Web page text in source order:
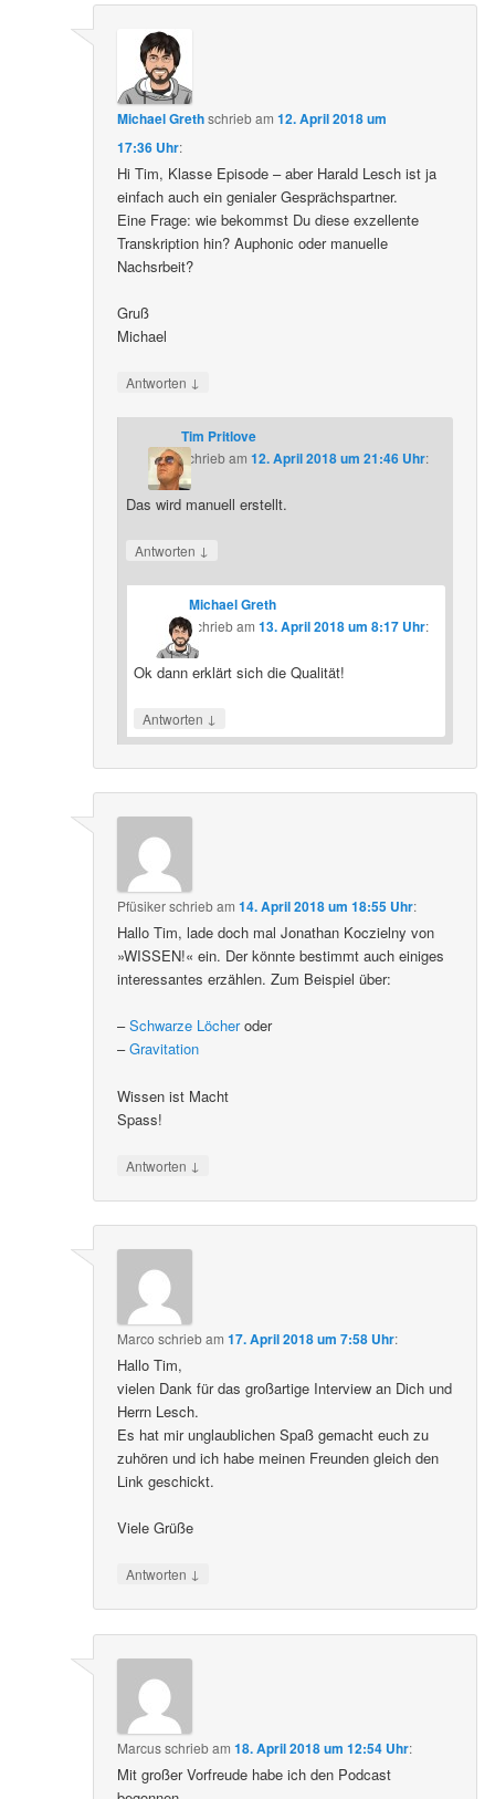
Michael Grethschriebam12. April 2018 um
17:36 Uhr:
Hi Tim, Klasse Episode – aber Harald Lesch ist ja
einfach auch ein genialer Gesprächspartner.
Eine Frage: wie bekommst Du diese exzellente
Transkription hin? Auphonic oder manuelle
Nachsrbeit?
Gruß
Michael
Antworten ↓
Tim Pritlove
schriebam 12. April 2018 um 21:46 Uhr:
Das wird manuell erstellt.
Antworten ↓
Michael Greth
schriebam13. April 2018 um 8:17 Uhr:
Ok dann erklärt sich die Qualität!
Antworten ↓
Pfüsikerschriebam14. April 2018 um 18:55 Uhr:
Hallo Tim, lade doch mal Jonathan Koczielny von
»WISSEN!« ein. Der könnte bestimmt auch einiges
interessantes erzählen. Zum Beispiel über:
–Schwarze Löcheroder
–Gravitation
Wissen ist Macht
Spass!
Antworten ↓
Marco schriebam17. April 2018 um 7:58 Uhr:
Hallo Tim,
vielen Dank für das großartige Interview an Dich und
Herrn Lesch.
Es hat mir unglaublichen Spaß gemacht euch zu
zuhören und ich habe meinen Freunden gleich den
Link geschickt.
Viele Grüße
Antworten ↓
Marcusschriebam18. April 2018 um 12:54 Uhr:
Mit großer Vorfreude habe ich den Podcast